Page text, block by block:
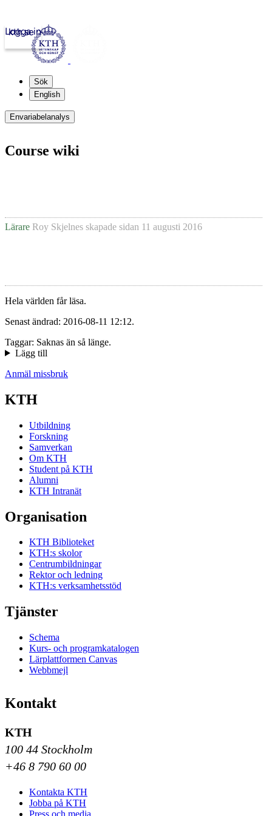
kth.se
Logga in
Sök
English
Envariabelanalys
Course wiki
Lärare Roy Skjelnes skapade sidan 11 augusti 2016
Hela världen får läsa.
Senast ändrad: 2016-08-11 12:12.
Taggar: Saknas än så länge.
Lägg till
Anmäl missbruk
KTH
Utbildning
Forskning
Samverkan
Om KTH
Student på KTH
Alumni
KTH Intranät
Organisation
KTH Biblioteket
KTH:s skolor
Centrumbildningar
Rektor och ledning
KTH:s verksamhetsstöd
Tjänster
Schema
Kurs- och programkatalogen
Lärplattformen Canvas
Webbmejl
Kontakt
KTH
100 44 Stockholm
+46 8 790 60 00
Kontakta KTH
Jobba på KTH